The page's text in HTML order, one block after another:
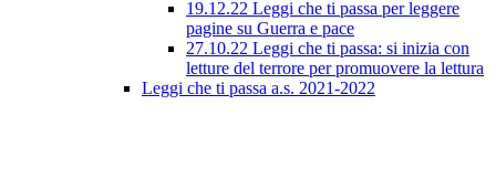
19.12.22 Leggi che ti passa per leggere
pagine su Guerra e pace
27.10.22 Leggi che ti passa: si inizia con
letture del terrore per promuovere la lettura
Leggi che ti passa a.s. 2021-2022